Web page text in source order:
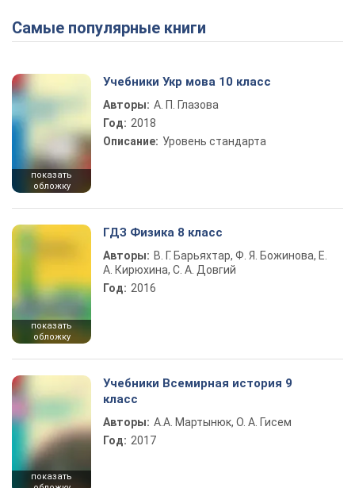
Самые популярные книги
показать
обложку
Учебники Укр мова 10 класс
Авторы: А. П. Глазова
Год: 2018
Описание: Уровень стандарта
показать
обложку
ГДЗ Физика 8 класс
Авторы: В. Г. Барьяхтар, Ф. Я. Божинова, Е.
А. Кирюхина, С. А. Довгий
Год: 2016
показать
Учебники Всемирная история 9
класс
Авторы: А.А. Мартынюк, О. А. Гисем
Год: 2017